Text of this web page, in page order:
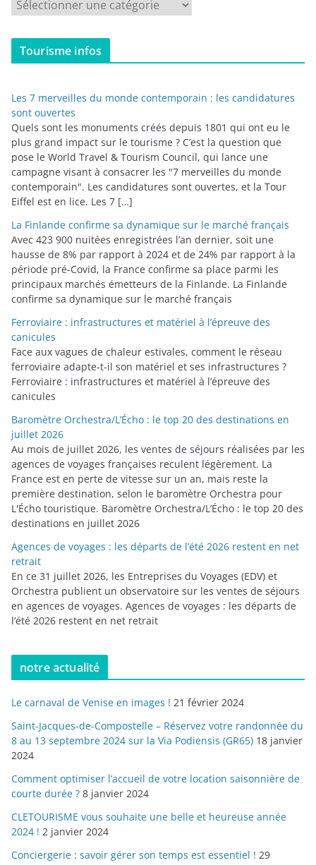
t
r
i
e
s
Tourisme infos
Les 7 merveilles du monde contemporain : les candidatures
sont ouvertes
Quels sont les monuments créés depuis 1801 qui ont eu le
plus grand impact sur le tourisme ? C’est la question que
pose le World Travel & Tourism Council, qui lance une
campagne visant à consacrer les "7 merveilles du monde
contemporain". Les candidatures sont ouvertes, et la Tour
Eiffel est en lice. Les 7 […]
La Finlande confirme sa dynamique sur le marché français
Avec 423 900 nuitées enregistrées l’an dernier, soit une
hausse de 8% par rapport à 2024 et de 24% par rapport à la
période pré-Covid, la France confirme sa place parmi les
principaux marchés émetteurs de la Finlande. La Finlande
confirme sa dynamique sur le marché français
Ferroviaire : infrastructures et matériel à l’épreuve des
canicules
Face aux vagues de chaleur estivales, comment le réseau
ferroviaire adapte-t-il son matériel et ses infrastructures ?
Ferroviaire : infrastructures et matériel à l’épreuve des
canicules
Baromètre Orchestra/L’Écho : le top 20 des destinations en
juillet 2026
Au mois de juillet 2026, les ventes de séjours réalisées par les
agences de voyages françaises reculent légèrement. La
France est en perte de vitesse sur un an, mais reste la
première destination, selon le baromètre Orchestra pour
L'Écho touristique. Baromètre Orchestra/L’Écho : le top 20 des
destinations en juillet 2026
Agences de voyages : les départs de l’été 2026 restent en net
retrait
En ce 31 juillet 2026, les Entreprises du Voyages (EDV) et
Orchestra publient un observatoire sur les ventes de séjours
en agences de voyages. Agences de voyages : les départs de
l’été 2026 restent en net retrait
notre actualité
Le carnaval de Venise en images ! 21 février 2024
Saint-Jacques-de-Compostelle – Réservez votre randonnée du
8 au 13 septembre 2024 sur la Via Podiensis (GR65) 18 janvier
2024
Comment optimiser l’accueil de votre location saisonnière de
courte durée ? 8 janvier 2024
CLETOURISME vous souhaite une belle et heureuse année
2024 ! 2 janvier 2024
Conciergerie : savoir gérer son temps est essentiel ! 29